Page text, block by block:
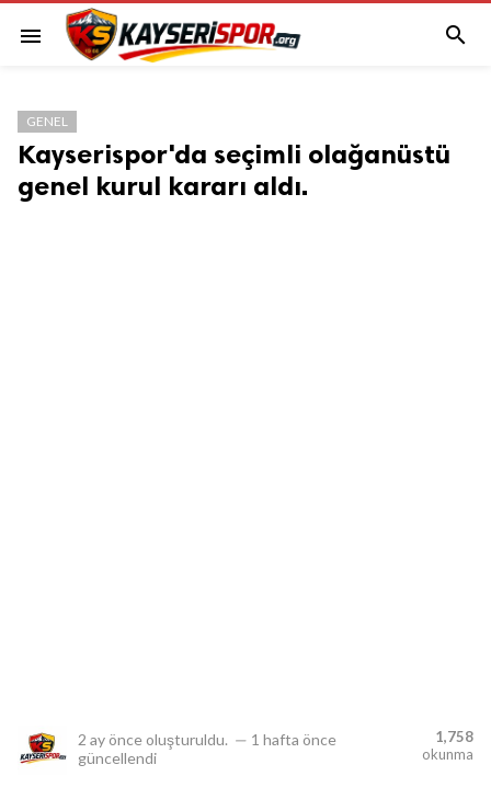
menu 
GENEL
Kayserispor'da seçimli olağanüstü
genel kurul kararı aldı.
2 ay önce oluşturuldu. — 1 hafta önce
güncellendi
1,758
okunma